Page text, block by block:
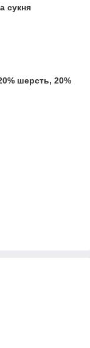
сукня
шерсть, 20%